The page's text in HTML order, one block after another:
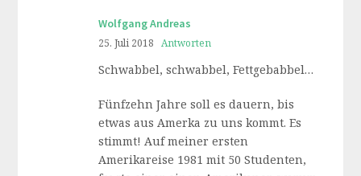
Wolfgang Andreas
25. Juli 2018 Antworten
Schwabbel, schwabbel, Fettgebabbel…
Fünfzehn Jahre soll es dauern, bis
etwas aus Amerka zu uns kommt. Es
stimmt! Auf meiner ersten
Amerikareise 1981 mit 50 Studenten,